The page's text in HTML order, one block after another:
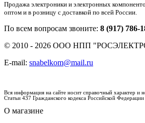
Продажа электроники и электронных
оптом и в розницу с доставкой по всей России.
По всем вопросам звоните: 8 (917) 786-
© 2010 - 2026 ООО НПП
E-mail: snabelkom@mail.ru
Вся информация на сайте носит справочный характер и
Статьи 437 Гражданского кодекса Российской Федерации
О магазине